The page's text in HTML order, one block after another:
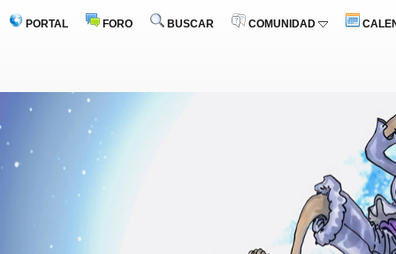
PORTAL FORO BUSCAR COMUNIDAD